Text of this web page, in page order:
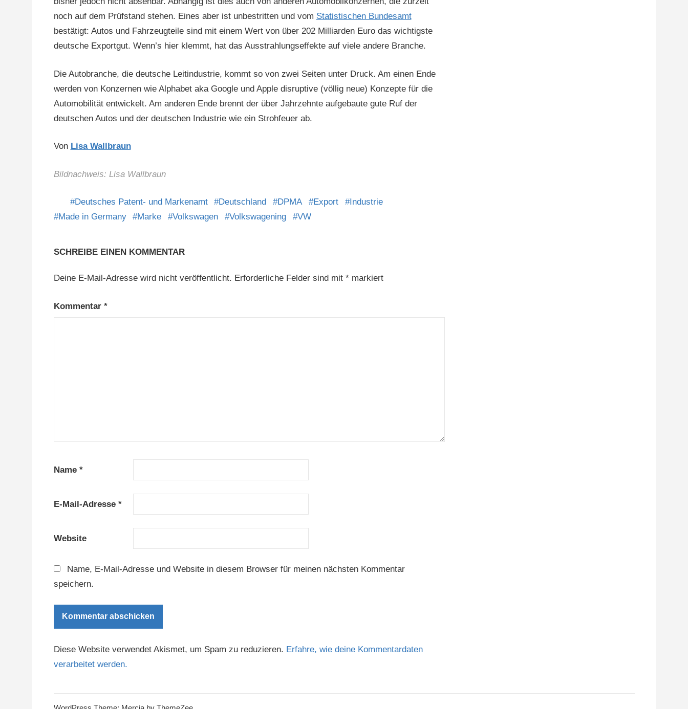
noch auf dem Prüfstand stehen. Eines aber ist unbestritten und vom Statistischen Bundesamt
bestätigt: Autos und Fahrzeugteile sind mit einem Wert von über 202 Milliarden Euro das wichtigste
deutsche Exportgut. Wenn’s hier klemmt, hat das Ausstrahlungseffekte auf viele andere Branche.
Die Autobranche, die deutsche Leitindustrie, kommt so von zwei Seiten unter Druck. Am einen Ende
werden von Konzernen wie Alphabet aka Google und Apple disruptive (völlig neue) Konzepte für die
Automobilität entwickelt. Am anderen Ende brennt der über Jahrzehnte aufgebaute gute Ruf der
deutschen Autos und der deutschen Industrie wie ein Strohfeuer ab.
Von Lisa Wallbraun
Bildnachweis: Lisa Wallbraun
Deutsches Patent- und Markenamt Deutschland DPMA Export
Industrie
Made in Germany
Marke Volkswagen Volkswagening VW
SCHREIBE EINEN KOMMENTAR
Deine E-Mail-Adresse wird nicht veröffentlicht. Erforderliche Felder sind mit *markiert
Kommentar *
Name *
E-Mail-Adresse *
Website
Name, E-Mail-Adresse und Website in diesem Browser für meinen nächsten Kommentar
speichern.
Diese Website verwendet Akismet, um Spam zu reduzieren. Erfahre, wie deine Kommentardaten
verarbeitet werden.